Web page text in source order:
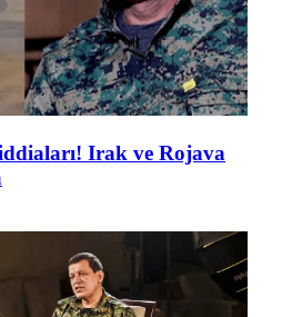
iddiaları! Irak ve Rojava